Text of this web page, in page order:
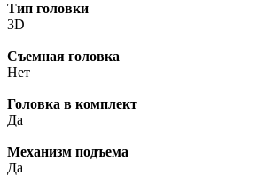
Тип головки
3D
Съемная головка
Нет
Головка в комплект
Да
Механизм подъема
Да